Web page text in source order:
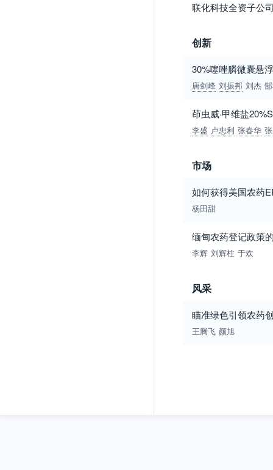
联化科技全资子公
创新
30%噻唑膦微囊悬
唐剑峰 刘振邦 刘杰
茚虫威·甲维盐
李盛 卢忠利 张春华
市场
如何获得美国农药
杨田甜
缅甸农药登记政策
李辉 刘辉柱 于欢
风采
瞄准绿色引领农药
王腾飞 颜旭